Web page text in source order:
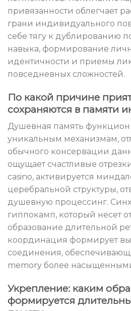
привязанности облегчает
грани индивидуального
себе тягу к дублированию
навыка, формирование
идентичности и приемы
повседневных сложностей.
По какой причине
сохраняются в памяти
Душевная память
уникальным механизмам,
обычного консервации
ощущает счастливые
casino, активируется
церебральной структуры,
душевную процессинг.
гиппокамп, который несет
образование длительной
координация формирует
соединения,
memory более
Укрепление: каким
формируется